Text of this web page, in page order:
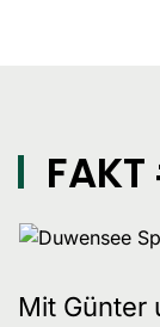
Mit Günter